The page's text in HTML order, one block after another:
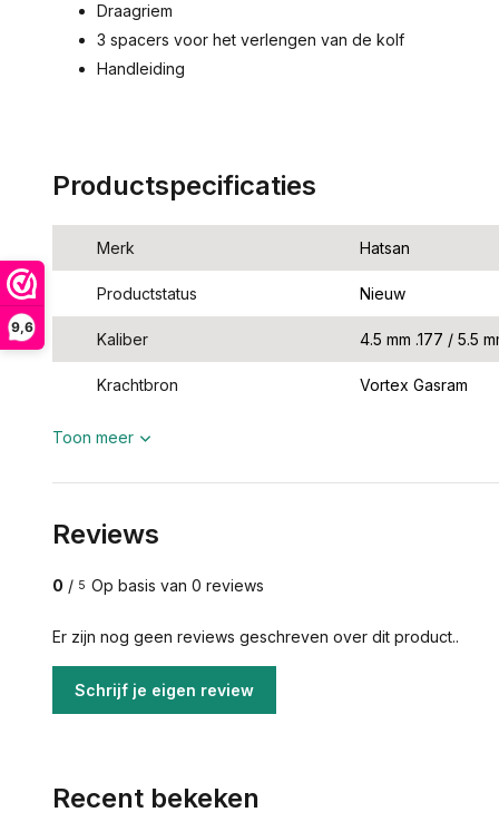
9,6
Draagriem
3 spacers voor het verlengen van de kolf
Handleiding
Productspecificaties
Merk Hatsan
Productstatus Nieuw
Kaliber 4.5 mm .177 / 5.5
Krachtbron Vortex Gasram
Toon meer
Reviews
0 / 5 Op basis van 0 reviews
Er zijn nog geen reviews geschreven over dit product..
Schrijf je eigen review
Recent bekeken